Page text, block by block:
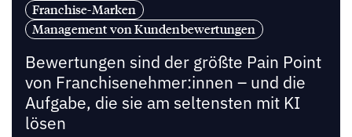
Franchise-Marken
Management von Kundenbewertungen
Bewertungen sind der größte Pain Point
von Franchisenehmer:innen – und die
Aufgabe, die sie am seltensten mit KI
lösen